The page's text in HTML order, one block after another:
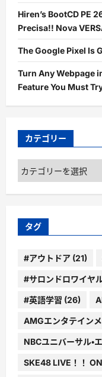
Hiren’s BootCD PE
Precisa!! Nova
The Google Pixel Is
Turn Any Webpage
Feature You Must
カテゴリー
カ
テ
ゴ
ー
タグ
#アウトドア (21)
#サロンドロワイヤ
#英語学習 (26)
AMGエンタテイン
NBCユニバーサル・
SKE48 LIVE！！